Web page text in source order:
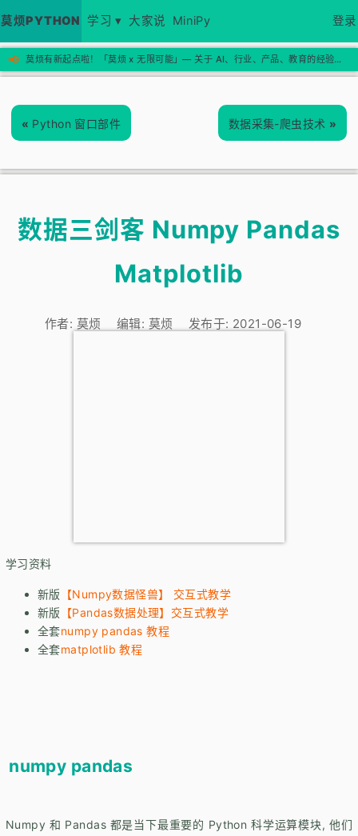
莫烦PYTHON 学习 ▾ 大家说 MiniPy 登录
📢 莫烦有新起点啦！「莫烦 x 无限可能」— 关于 AI、行业、产品、教育的经验思考，欢迎来新站看看 →
« Python 窗口部件 数据采集-爬虫技术 »
数据三剑客 Numpy Pandas
Matplotlib
作者: 莫烦 编辑: 莫烦 发布于: 2021-06-19
学习资料
新版
【Numpy数据怪兽】 交互式教学
新版
【Pandas数据处理】交互式教学
全套numpy pandas 教程
全套matplotlib 教程
numpy pandas
Numpy 和 Pandas 都是当下最重要的 Python 科学运算模块, 他们